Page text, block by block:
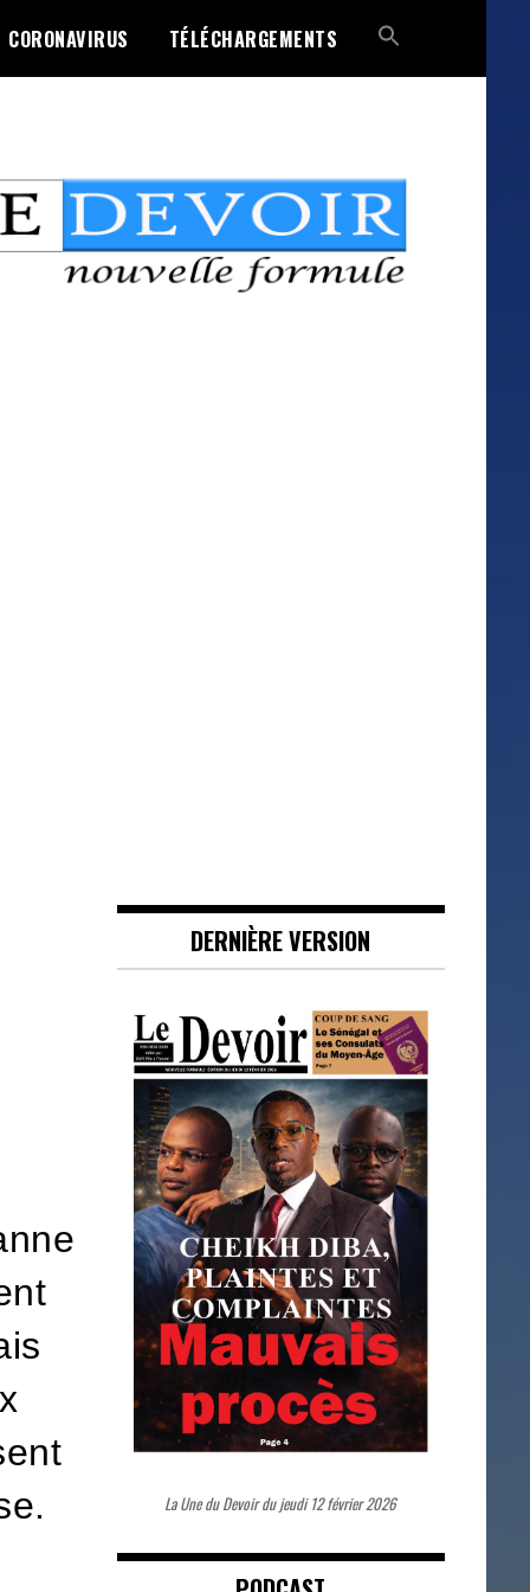
CORONAVIRUS TÉLÉCHARGEMENTS
DERNIÈRE VERSION
La Une du Devoir du jeudi 12 février 2026